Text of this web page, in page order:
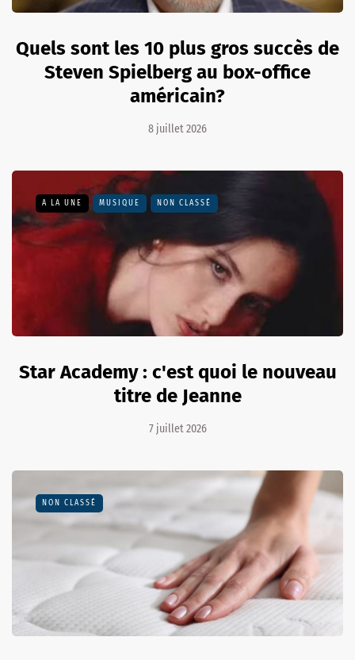
Quels sont les 10 plus gros succès de
Steven Spielberg au box-office
américain?
8 juillet 2026
A LA UNE MUSIQUE NON CLASSÉ
Star Academy : c'est quoi le nouveau
titre de Jeanne
7 juillet 2026
NON CLASSÉ